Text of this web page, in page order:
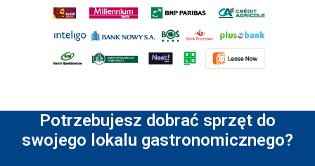
Potrzebujesz dobrać sprzęt do
swojego lokalu gastronomicznego?